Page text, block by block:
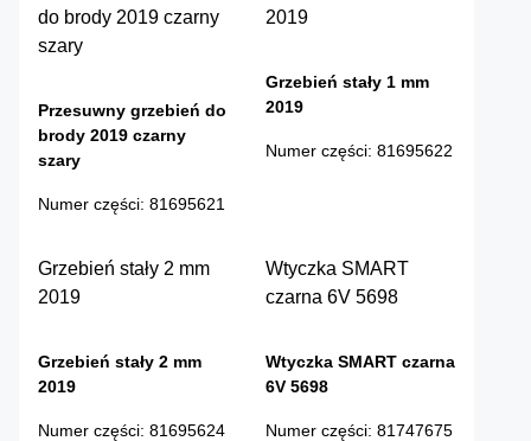
do brody 2019 czarny
szary
Przesuwny grzebień do
brody 2019 czarny
szary
Numer części: 81695621
2019
Grzebień stały 1 mm
2019
Numer części: 81695622
Grzebień stały 2 mm
2019
Grzebień stały 2 mm
2019
Numer części: 81695624
Wtyczka SMART
czarna 6V 5698
Wtyczka SMART czarna
6V 5698
Numer części: 81747675